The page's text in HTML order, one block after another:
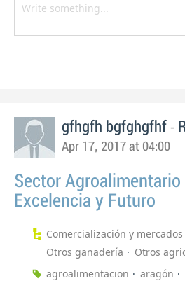
gfhgfh bgfghgfhf -
Apr 17, 2017 at 04:00
Sector
Excelencia y Futuro
Comercialización y mercados
Otros ganadería
Otros
agroalimentacion
aragón